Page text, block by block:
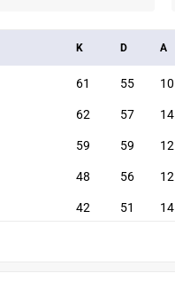
K D A
61 55 10
62 57 14
59 59 12
48 56 12
42 51 14